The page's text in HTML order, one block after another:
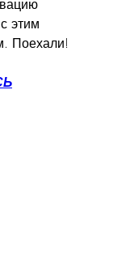
этим
Поехали!